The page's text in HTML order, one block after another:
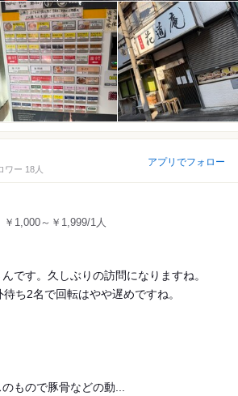
ワー 18人
アプリでフォロー
￥1,000～￥1,999/1人
です。久しぶりの訪問になりますね。
ち2名で回転はやや遅めですね。
もので豚骨などの動...